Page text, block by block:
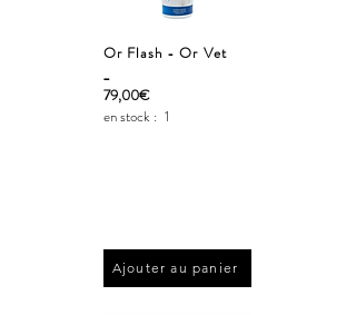
Or Flash - Or Vet
_
79,00€
en stock : 1
Ajouter au panier